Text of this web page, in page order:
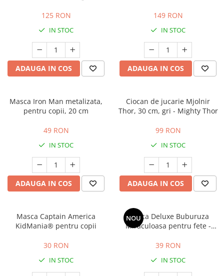
125 RON
IN STOC
ADAUGA IN COS
149 RON
IN STOC
ADAUGA IN COS
Masca Iron Man metalizata,
pentru copii, 20 cm
49 RON
IN STOC
ADAUGA IN COS
Ciocan de jucarie Mjolnir
Thor, 30 cm, gri - Mighty Thor
99 RON
IN STOC
ADAUGA IN COS
Masca Captain America
KidMania® pentru copii
30 RON
IN STOC
NOU
Masca Deluxe Buburuza
Miraculoasa pentru fete -
39 RON
IN STOC